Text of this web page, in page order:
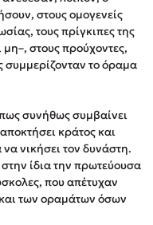
στους ομογενείς
τους πρίγκιπες της
στους προύχοντες,
συμμερίζονταν το όραμα
συνήθως συμβαίνει
κράτος και
νικήσει τον δυνάστη.
ίδια την πρωτεύουσα
που απέτυχαν
και των οραμάτων όσων